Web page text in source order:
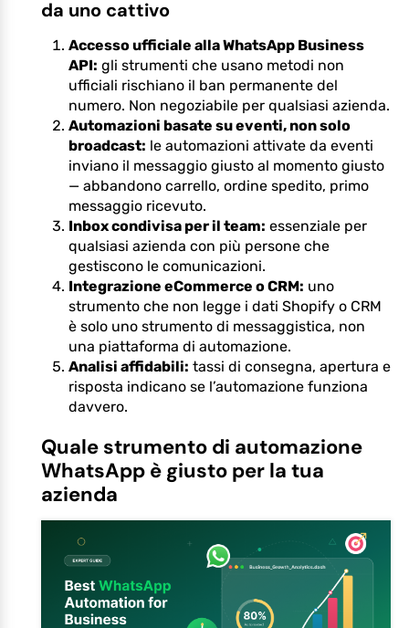
da uno cattivo
Accesso ufficiale alla WhatsApp Business
API: gli strumenti che usano metodi non
ufficiali rischiano il ban permanente del
numero. Non negoziabile per qualsiasi azienda.
Automazioni basate su eventi, non solo
broadcast: le automazioni attivate da eventi
inviano il messaggio giusto al momento giusto
— abbandono carrello, ordine spedito, primo
messaggio ricevuto.
Inbox condivisa per il team: essenziale per
qualsiasi azienda con più persone che
gestiscono le comunicazioni.
Integrazione eCommerce o CRM: uno
strumento che non legge i dati Shopify o CRM
è solo uno strumento di messaggistica, non
una piattaforma di automazione.
Analisi affidabili: tassi di consegna, apertura e
risposta indicano se l’automazione funziona
davvero.
Quale strumento di automazione
WhatsApp è giusto per la tua
azienda